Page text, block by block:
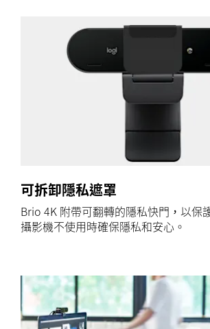
可拆卸隱私遮罩
Brio 4K 附帶可翻轉的隱私快門，以保
攝影機不使用時確保隱私和安心。